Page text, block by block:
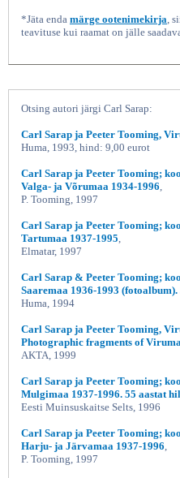
*Jäta enda märge ootenimekirja,
teavituse kui raamat on jälle
Otsing autori järgi Carl Sarap:
Carl Sarap ja Peeter Tooming,
Huma, 1993, hind: 9,00 eurot
Carl Sarap ja Peeter Tooming;
Valga- ja Võrumaa 1934-1996,
P. Tooming, 1997
Carl Sarap ja Peeter Tooming;
Tartumaa 1937-1995,
Elmatar, 1997
Carl Sarap & Peeter Tooming;
Saaremaa 1936-1993
Huma, 1994
Carl Sarap ja Peeter Tooming,
Photographic fragments of
AKTA, 1999
Carl Sarap ja Peeter Tooming;
Mulgimaa 1937-1996. 55 aastat
Eesti Muinsuskaitse Selts, 1996
Carl Sarap ja Peeter Tooming;
Harju- ja Järvamaa 1937-1996,
P. Tooming, 1997